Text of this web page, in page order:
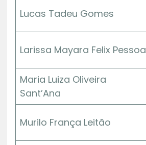
Lucas Tadeu Gomes
Larissa Mayara Felix Pessoa
Maria Luiza Oliveira
Sant’Ana
Murilo França Leitão